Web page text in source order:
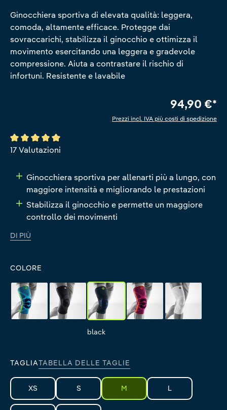
Ginocchiera sportiva di elevata qualità: leggera,
comoda, altamente efficace. Protegge dai
sovraccarichi, stabilizza il ginocchio e ottimizza il
movimento esercitando una leggera e gradevole
compressione. Aiuta a contrastare il rischio di
infortuni. Resistente e lavabile
94,90 €*
Prezzi incl. IVA più costi di spedizione
Valutazione media di 5 su 5 stelle
17 Valutazioni
Ginocchiera sportiva per allenarti più a lungo, con
maggiore intensità e migliorando le prestazioni
Stabilizza il ginocchio e permette un maggiore
controllo dei movimenti
DI PIÙ
COLORE
rivera all-black black
black
pink all-white
TAGLIATABELLA DELLE TAGLIE
XS S M L